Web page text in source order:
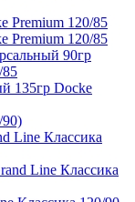
Premium 120/85
Premium 120/85
90гр
85
135гр Docke
90)
Line Классика
Line Классика